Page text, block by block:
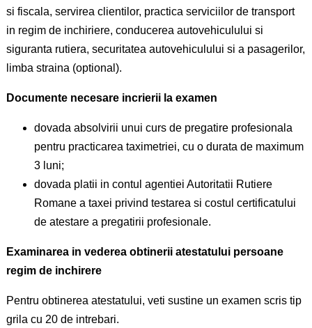
si fiscala, servirea clientilor, practica serviciilor de transport
in regim de inchiriere, conducerea autovehiculului si
siguranta rutiera, securitatea autovehiculului si a pasagerilor,
limba straina (optional).
Documente necesare incrierii la examen
dovada absolvirii unui curs de pregatire profesionala
pentru practicarea taximetriei, cu o durata de maximum
3 luni;
dovada platii in contul agentiei Autoritatii Rutiere
Romane a taxei privind testarea si costul certificatului
de atestare a pregatirii profesionale.
Examinarea in vederea obtinerii atestatului persoane
regim de inchirere
Pentru obtinerea atestatului, veti sustine un examen scris tip
grila cu 20 de intrebari.